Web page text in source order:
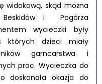
widokową, skąd można
Beskidów i Pogórza
wycieczki były
których dzieci miały
garncarstwa i
prac. Wycieczka do
doskonała okazja do